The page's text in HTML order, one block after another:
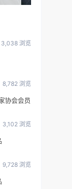
3,038 浏览
8,782 浏览
协会会员
3,102 浏览
9,728 浏览